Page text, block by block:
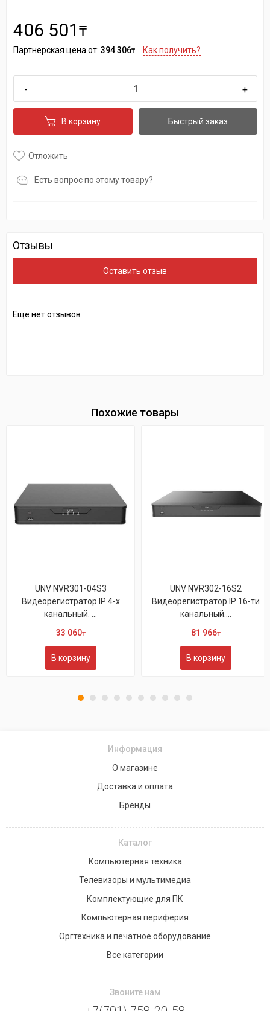
406 501 ₸
Партнерская цена от: 394 306₸ Как получить?
- +
В корзину Быстрый заказ
Отложить
Есть вопрос по этому товару?
Отзывы
Оставить отзыв
Еще нет отзывов
Похожие товары
UNV NVR301-04S3
Видеорегистратор IP 4-х
канальный. ...
33 060₸
В корзину
UNV NVR302-16S2
Видеорегистратор IP 16-ти
канальный....
81 966₸
В корзину
Информация
О магазине
Доставка и оплата
Бренды
Каталог
Компьютерная техника
Телевизоры и мультимедиа
Комплектующие для ПК
Компьютерная периферия
Оргтехника и печатное оборудование
Все категории
Звоните нам